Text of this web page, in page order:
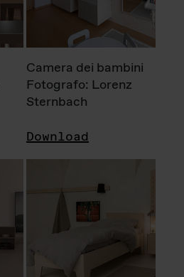
Camera dei bambini
Fotografo: Lorenz
Sternbach
Download